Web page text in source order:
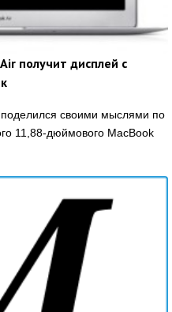
получит дисплей с
своими мыслями по
11,88-дюймового MacBook